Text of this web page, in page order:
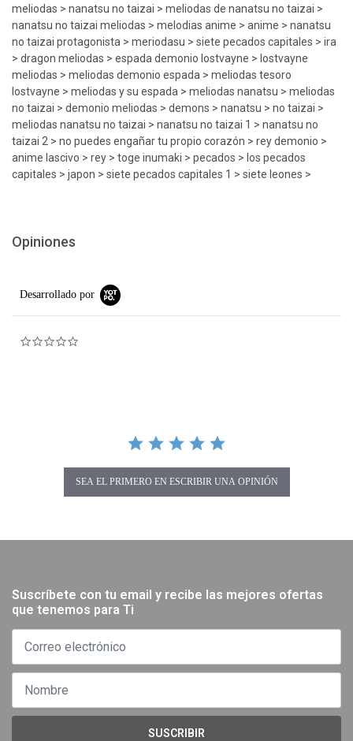
meliodas > nanatsu no taizai > meliodas de nanatsu no taizai >
nanatsu no taizai meliodas > melodias anime > anime > nanatsu
no taizai protagonista > meriodasu > siete pecados capitales > ira
> dragon meliodas > espada demonio lostvayne > lostvayne
meliodas > meliodas demonio espada > meliodas tesoro
lostvayne > meliodas y su espada > meliodas nanatsu > meliodas
no taizai > demonio meliodas > demons > nanatsu > no taizai >
meliodas nanatsu no taizai > nanatsu no taizai 1 > nanatsu no
taizai 2 > no puedes engañar tu propio corazón > rey demonio >
anime lascivo > rey > toge inumaki > pecados > los pecados
capitales > japon > siete pecados capitales 1 > siete leones >
Opiniones
Desarrollado por
SEA EL PRIMERO EN ESCRIBIR UNA OPINIÓN
Suscríbete con tu email y recibe las mejores ofertas
que tenemos para Ti
SUSCRIBIR